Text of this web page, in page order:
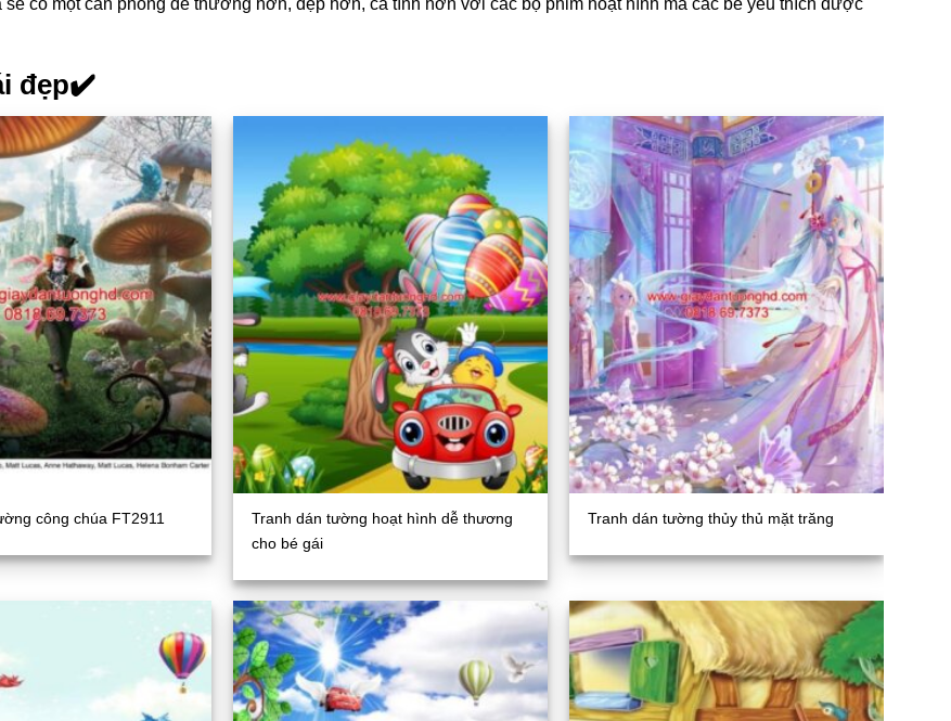
đẹp✔️
công chúa FT2911
Tranh dán tường hoạt hình dễ thương
cho bé gái
Tranh dán tường thủy thủ mặt trăng